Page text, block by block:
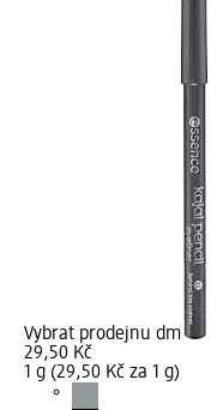
Vybrat prodejnu dm
29,50 Kč
1 g (29,50 Kč za 1 g)